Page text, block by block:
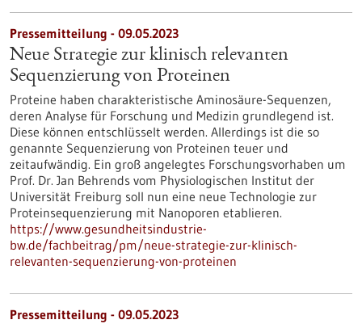
Pressemitteilung - 09.05.2023
Neue Strategie zur klinisch relevanten
Sequenzierung von Proteinen
Proteine haben charakteristische Aminosäure-Sequenzen,
deren Analyse für Forschung und Medizin grundlegend ist.
Diese können entschlüsselt werden. Allerdings ist die so
genannte Sequenzierung von Proteinen teuer und
zeitaufwändig. Ein groß angelegtes Forschungsvorhaben um
Prof. Dr. Jan Behrends vom Physiologischen Institut der
Universität Freiburg soll nun eine neue Technologie zur
Proteinsequenzierung mit Nanoporen etablieren.
https://www.gesundheitsindustrie-
bw.de/fachbeitrag/pm/neue-strategie-zur-klinisch-
relevanten-sequenzierung-von-proteinen
Pressemitteilung - 09.05.2023